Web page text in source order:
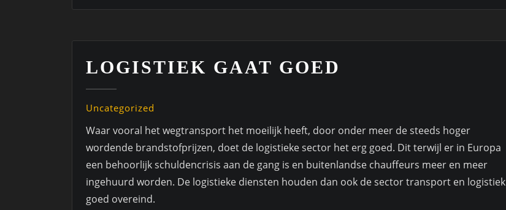
LOGISTIEK GAAT GOED
Uncategorized
Waar vooral het wegtransport het moeilijk heeft, door onder meer de steeds hoger
wordende brandstofprijzen, doet de logistieke sector het erg goed. Dit terwijl er in Europa
een behoorlijk schuldencrisis aan de gang is en buitenlandse chauffeurs meer en meer
ingehuurd worden. De logistieke diensten houden dan ook de sector transport en logistiek
goed overeind.